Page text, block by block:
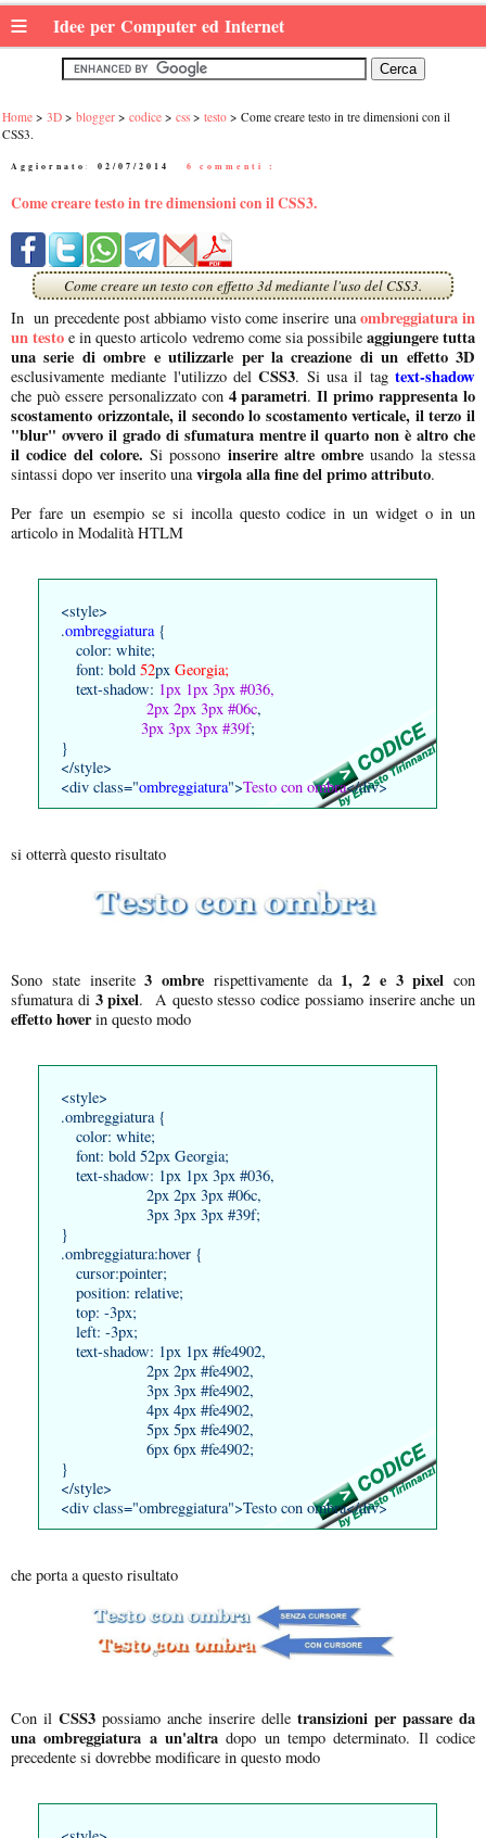
≡ Idee per Computer ed Internet
Home 3D blogger codice css testo
Come creare testo in tre dimensioni con il
CSS3.
Aggiornato: 02/07/2014 6 commenti :
Come creare testo in tre dimensioni con il CSS3.
Come creare un testo con effetto 3d mediante l'uso del CSS3.
In un precedente post abbiamo visto come inserire una ombreggiatura in
un testo e in questo articolo vedremo come sia possibile aggiungere tutta
una serie di ombre e utilizzarle per la creazione di un effetto 3D
esclusivamente mediante l'utilizzo delCSS3. Si usa il tagtext-shadow
che può essere personalizzato con 4 parametri.Il primo rappresenta lo
scostamento orizzontale, il secondo lo scostamento verticale, il terzo il
"blur" ovvero il grado di sfumatura mentre il quarto non è altro che
il codice del colore.Si possono inserire altre ombre usando la stessa
sintassi dopo ver inserito unavirgola alla fine del primo attributo.
Per fare un esempio se si incolla questo codice in un widget o in un
articolo in Modalità HTLM
<style>
.ombreggiatura {
color: white;
font: bold 52px Georgia;
text-shadow: 1px 1px 3px #036,
2px 2px 3px #06c,
3px 3px 3px #39f;
}
</style>
<div class="ombreggiatura">Testo con ombra</div>
si otterrà questo risultato
Sono state inserite3 ombre rispettivamente da 1, 2 e 3 pixel con
sfumatura di3 pixel. A questo stesso codice possiamo inserire anche un
effetto hoverin questo modo
<style>
.ombreggiatura {
color: white;
font: bold 52px Georgia;
text-shadow: 1px 1px 3px #036,
2px 2px 3px #06c,
3px 3px 3px #39f;
}
.ombreggiatura:hover {
cursor:pointer;
position: relative;
top: -3px;
left: -3px;
text-shadow: 1px 1px #fe4902,
2px 2px #fe4902,
3px 3px #fe4902,
4px 4px #fe4902,
5px 5px #fe4902,
6px 6px #fe4902;
}
</style>
<div class="ombreggiatura">Testo con ombra</div>
che porta a questo risultato
Con il CSS3 possiamo anche inserire delle transizioni per passare da
una ombreggiatura a un'altra dopo un tempo determinato. Il codice
precedente si dovrebbe modificare in questo modo